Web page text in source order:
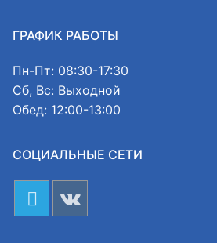
ГРАФИК РАБОТЫ
Пн-Пт: 08:30-17:30
Сб, Вс: Выходной
Обед: 12:00-13:00
СОЦИАЛЬНЫЕ СЕТИ